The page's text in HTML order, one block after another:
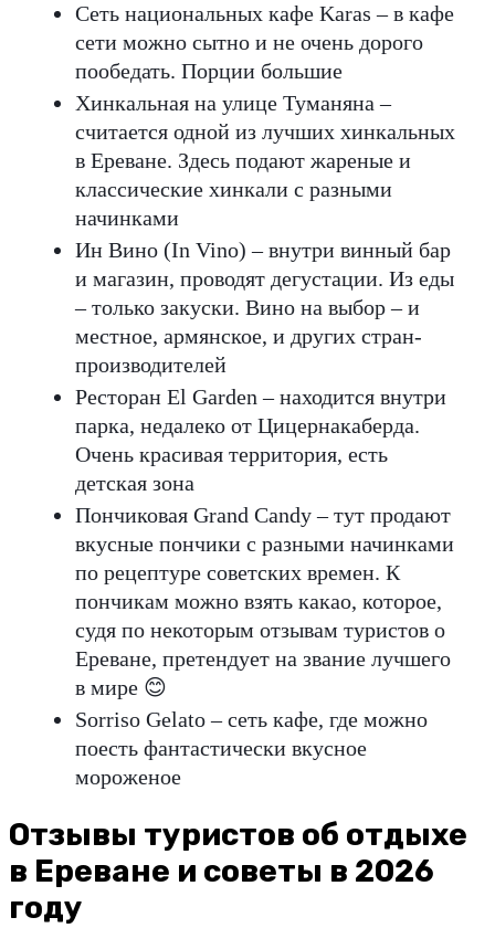
Сеть национальных кафе Karas – в кафе
сети можно сытно и не очень дорого
пообедать. Порции большие
Хинкальная на улице Туманяна –
считается одной из лучших хинкальных
в Ереване. Здесь подают жареные и
классические хинкали с разными
начинками
Ин Вино (In Vino) – внутри винный бар
и магазин, проводят дегустации. Из еды
– только закуски. Вино на выбор – и
местное, армянское, и других стран-
производителей
Ресторан El Garden – находится внутри
парка, недалеко от Цицернакаберда.
Очень красивая территория, есть
детская зона
Пончиковая Grand Candy – тут продают
вкусные пончики с разными начинками
по рецептуре советских времен. К
пончикам можно взять какао, которое,
судя по некоторым отзывам туристов о
Ереване, претендует на звание лучшего
в мире 😊
Sorriso Gelato – сеть кафе, где можно
поесть фантастически вкусное
мороженое
Отзывы туристов об отдыхе
в Ереване и советы в 2026
году